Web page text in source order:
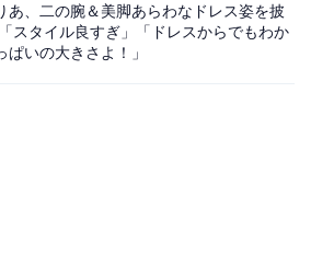
あ、二の腕＆美脚あらわなドレス姿を披
スタイル良すぎ」「ドレスからでもわか
ぱいの大きさよ！」